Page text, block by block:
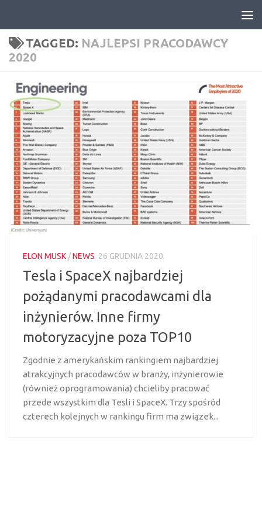
TAGGED: NAJLEPSI PRACODAWCY
2020
ELON MUSK /NEWS 26 GRUDNIA 2020
Tesla i SpaceX najbardziej
pożądanymi pracodawcami dla
inżynierów. Inne firmy
motoryzacyjne poza TOP10
Zgodnie z amerykańskim rankingiem najbardziej
atrakcyjnych pracodawców w branży, inżynierowie
(również oprogramowania) chcieliby pracować
przede wszystkim dla Tesli i SpaceX. Trzy spośród
czterech kolejnych w rankingu firm ma związek...